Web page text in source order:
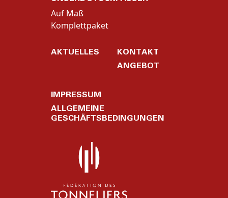
Auf Maß
Komplettpaket
AKTUELLES
KONTAKT
ANGEBOT
IMPRESSUM
ALLGEMEINE
GESCHÄFTSBEDINGUNGEN